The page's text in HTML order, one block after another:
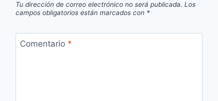
Tu dirección de correo electrónico no será publicada. Los
campos obligatorios están marcados con *
Comentario *